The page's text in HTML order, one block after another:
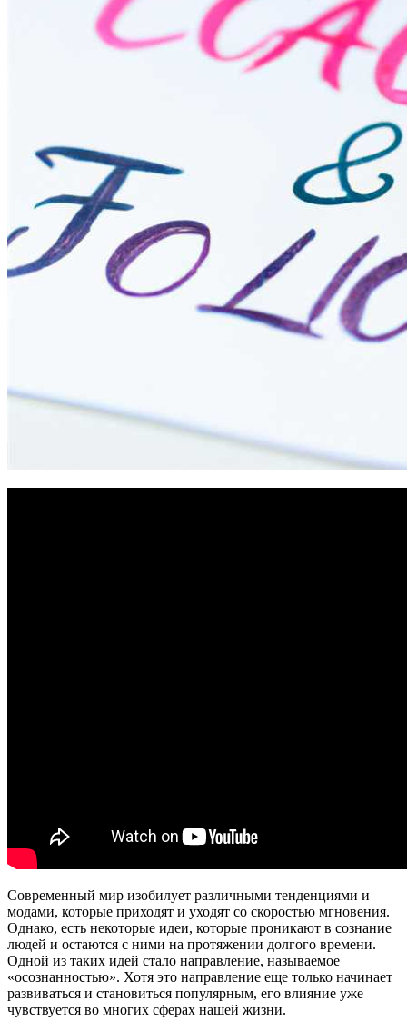
Современный мир изобилует различными тенденциями и
модами, которые приходят и уходят со скоростью мгновения.
Однако, есть некоторые идеи, которые проникают в сознание
людей и остаются с ними на протяжении долгого времени.
Одной из таких идей стало направление, называемое
«осознанностью». Хотя это направление еще только начинает
развиваться и становиться популярным, его влияние уже
чувствуется во многих сферах нашей жизни.